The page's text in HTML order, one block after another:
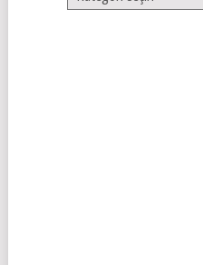
Kategoriler